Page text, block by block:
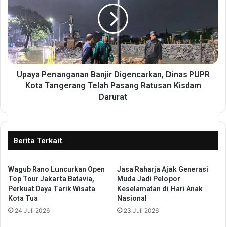
p
a
t
i
H
a
e
e
m
b
e
r
y
a
P
e
n
a
a
j
r
D
i
Upaya Penanganan Banjir Digencarkan, Dinas PUPR
Kota Tangerang Telah Pasang Ratusan Kisdam
Darurat
Berita Terkait
Wagub Rano Luncurkan Open
Top Tour Jakarta Batavia,
Perkuat Daya Tarik Wisata
Kota Tua
24 Juli 2026
Jasa Raharja Ajak Generasi
Muda Jadi Pelopor
Keselamatan di Hari Anak
Nasional
23 Juli 2026